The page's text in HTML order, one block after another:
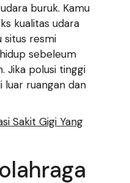
buruk. Kamu
kualitas udara
situs resmi
sebeleum
Jika polusi tinggi
luar ruangan dan
Sakit Gigi Yang